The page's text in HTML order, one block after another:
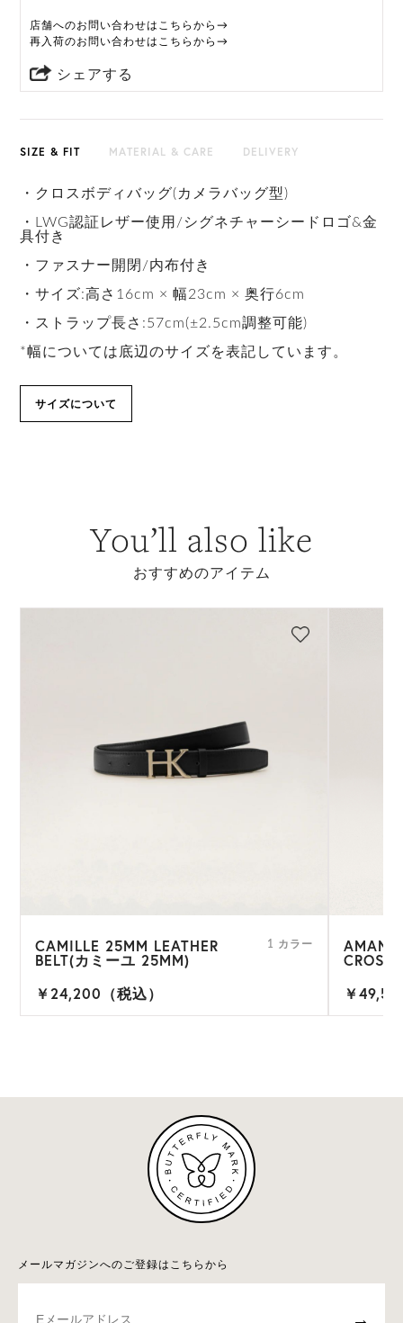
店舗へのお問い合わせはこちらから→
再入荷のお問い合わせはこちらから→
シェアする
SIZE & FIT MATERIAL & CARE DELIVERY
・クロスボディバッグ(カメラバッグ型)
・LWG認証レザー使用/シグネチャーシードロゴ&金
具付き
・ファスナー開閉/内布付き
・サイズ:高さ16cm × 幅23cm × 奥行6cm
・ストラップ長さ:57cm(±2.5cm調整可能)
*幅については底辺のサイズを表記しています。
サイズについて
You’ll also like
おすすめのアイテム
CAMILLE 25MM LEATHER
BELT(カミーユ 25MM)
1 カラー
￥24,200（税込）
AMANI
￥
メールマガジンへのご登録はこちらから